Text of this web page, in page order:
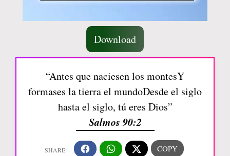
Download
“Antes que naciesen los montesY
formases la tierra el mundoDesde el siglo
hasta el siglo, tú eres Dios”
Salmos 90:2